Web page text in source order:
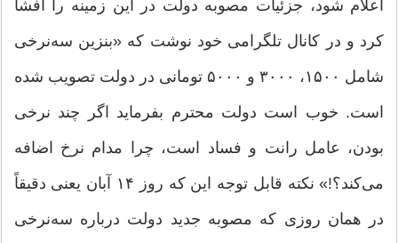
اعلام شود، جزئیات مصوبه دولت در این زمینه را افشا
کرد و در کانال تلگرامی خود نوشت که «بنزین سه‌نرخی
شامل ۱۵۰۰، ۳۰۰۰ و ۵۰۰۰ تومانی در دولت تصویب شده
است. خوب است دولت محترم بفرماید اگر چند نرخی
بودن، عامل رانت و فساد است، چرا مدام نرخ اضافه
می‌کند؟!» نکته قابل توجه این که روز ۱۴ آبان یعنی دقیقاً
در همان روزی که مصوبه جدید دولت درباره سه‌نرخی